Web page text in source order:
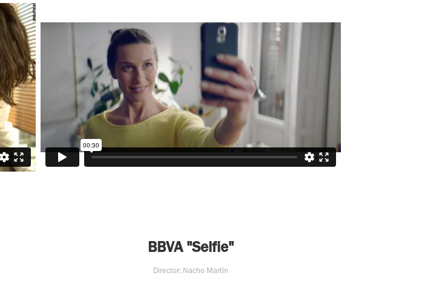
BBVA "Selfie"
Director: Nacho Martín